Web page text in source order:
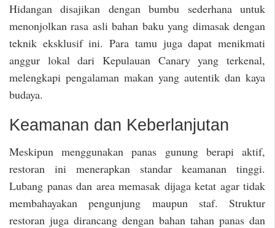
Hidangan disajikan dengan bumbu sederhana untuk
menonjolkan rasa asli bahan baku yang dimasak dengan
teknik eksklusif ini. Para tamu juga dapat menikmati
anggur lokal dari Kepulauan Canary yang terkenal,
melengkapi pengalaman makan yang autentik dan kaya
budaya.
Keamanan dan Keberlanjutan
Meskipun menggunakan panas gunung berapi aktif,
restoran ini menerapkan standar keamanan tinggi.
Lubang panas dan area memasak dijaga ketat agar tidak
membahayakan pengunjung maupun staf. Struktur
restoran juga dirancang dengan bahan tahan panas dan